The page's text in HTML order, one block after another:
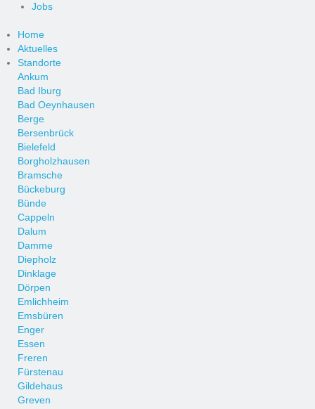
Jobs
Home
Aktuelles
Standorte
Ankum
Bad Iburg
Bad Oeynhausen
Berge
Bersenbrück
Bielefeld
Borgholzhausen
Bramsche
Bückeburg
Bünde
Cappeln
Dalum
Damme
Diepholz
Dinklage
Dörpen
Emlichheim
Emsbüren
Enger
Essen
Freren
Fürstenau
Gildehaus
Greven